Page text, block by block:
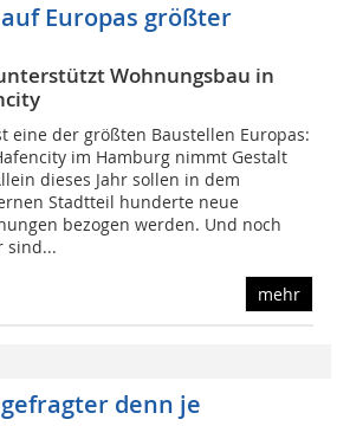
Europas größter
Wohnungsbau in
eine der größten Baustellen Europas:
im Hamburg nimmt Gestalt
dieses Jahr sollen in dem
Stadtteil hunderte neue
bezogen werden. Und noch
sind...
mehr
denn je